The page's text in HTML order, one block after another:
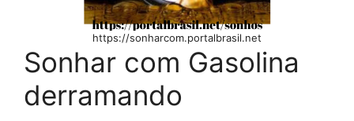
https://sonharcom.portalbrasil.net
Sonhar com Gasolina
derramando